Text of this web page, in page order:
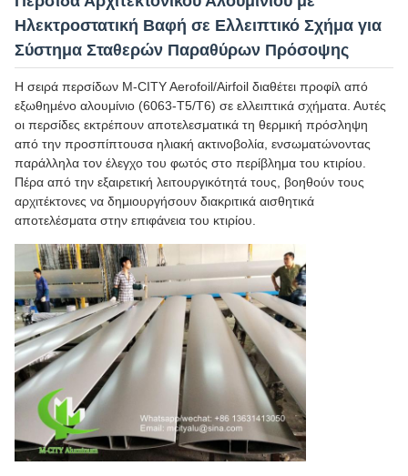
Ηλεκτροστατική Βαφή σε Ελλειπτικό Σχήμα για
Σύστημα Σταθερών Παραθύρων Πρόσοψης
Η σειρά περσίδων M-CITY Aerofoil/Airfoil διαθέτει προφίλ από
εξωθημένο αλουμίνιο (6063-T5/T6) σε ελλειπτικά σχήματα. Αυτές
οι περσίδες εκτρέπουν αποτελεσματικά τη θερμική πρόσληψη
από την προσπίπτουσα ηλιακή ακτινοβολία, ενσωματώνοντας
παράλληλα τον έλεγχο του φωτός στο περίβλημα του κτιρίου.
Πέρα από την εξαιρετική λειτουργικότητά τους, βοηθούν τους
αρχιτέκτονες να δημιουργήσουν διακριτικά αισθητικά
αποτελέσματα στην επιφάνεια του κτιρίου.